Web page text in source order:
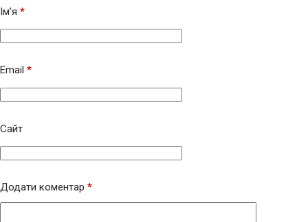
Ім’я *
Email *
Сайт
Додати коментар *